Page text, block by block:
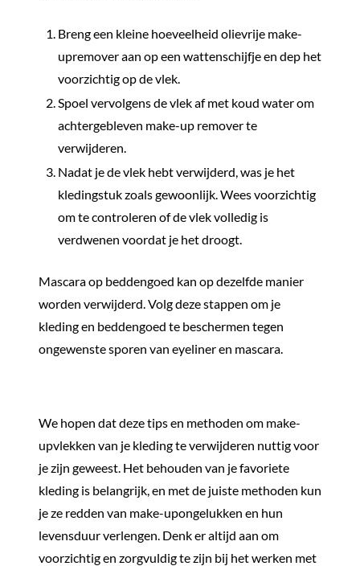
Breng een kleine hoeveelheid olievrije make-
upremover aan op een wattenschijfje en dep het
voorzichtig op de vlek.
Spoel vervolgens de vlek af met koud water om
achtergebleven make-up remover te
verwijderen.
Nadat je de vlek hebt verwijderd, was je het
kledingstuk zoals gewoonlijk. Wees voorzichtig
om te controleren of de vlek volledig is
verdwenen voordat je het droogt.
Mascara op beddengoed kan op dezelfde manier
worden verwijderd. Volg deze stappen om je
kleding en beddengoed te beschermen tegen
ongewenste sporen van eyeliner en mascara.
We hopen dat deze tips en methoden om make-
upvlekken van je kleding te verwijderen nuttig voor
je zijn geweest. Het behouden van je favoriete
kleding is belangrijk, en met de juiste methoden kun
je ze redden van make-upongelukken en hun
levensduur verlengen. Denk er altijd aan om
voorzichtig en zorgvuldig te zijn bij het werken met